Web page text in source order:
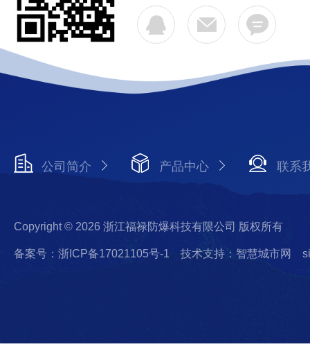
公司简介 产品中心 联系
Copyright © 2026 浙江福禄防爆科技有限公司 版权所有
备案号：浙ICP备17021105号-1 技术支持：智慧城市网